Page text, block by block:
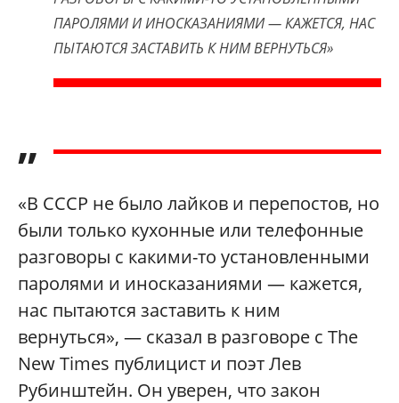
ПАРОЛЯМИ И ИНОСКАЗАНИЯМИ — КАЖЕТСЯ, НАС
ПЫТАЮТСЯ ЗАСТАВИТЬ К НИМ ВЕРНУТЬСЯ»
”
«В СССР не было лайков и перепостов, но
были только кухонные или телефонные
разговоры с какими-то установленными
паролями и иносказаниями — кажется,
нас пытаются заставить к ним
вернуться», — сказал в разговоре с The
New Times публицист и поэт Лев
Рубинштейн. Он уверен, что закон